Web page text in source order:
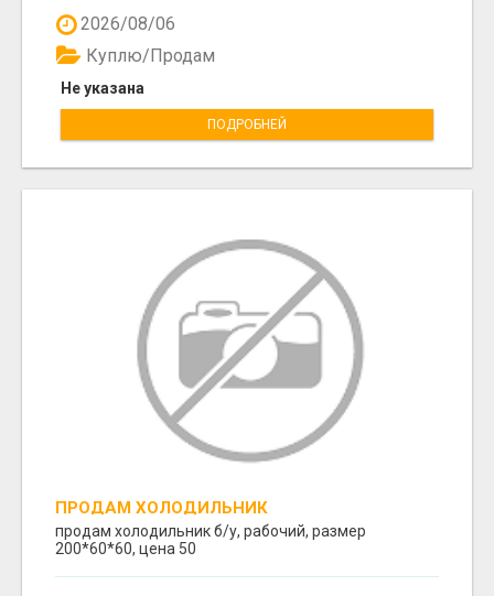
2026/08/06
Не указана
Куплю/Продам
ПОДРОБНЕЙ
ПРОДАМ ХОЛОДИЛЬНИК
продам холодильник б/у, рабочий, размер
200*60*60, цена 50